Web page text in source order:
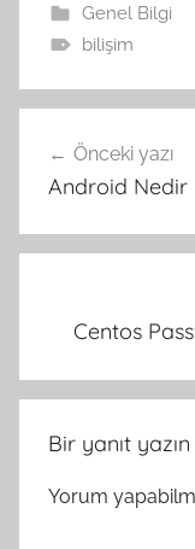
Genel Bilgi
bilişim
gezinmesi
Önceki yazı
Android Nedir
Centos
Bir yanıt yazın
Yorum